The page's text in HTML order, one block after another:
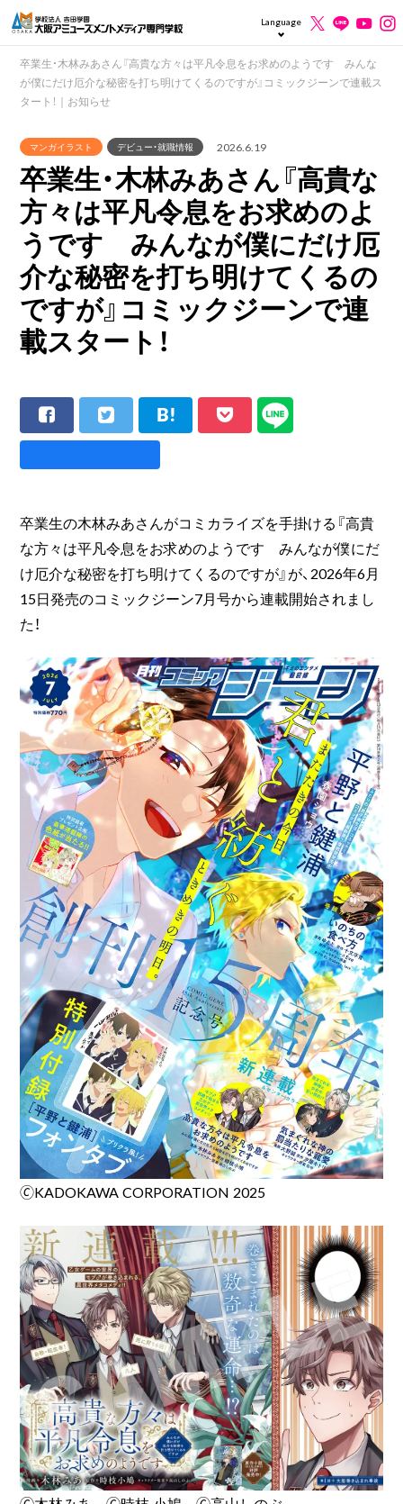
Language
卒業生・木林みあさん『高貴な方々は平凡令息をお求めのようです みんな
が僕にだけ厄介な秘密を打ち明けてくるのですが』コミックジーンで連載ス
タート！｜お知らせ
マンガイラスト デビュー・就職情報 2026.6.19
卒業生・木林みあさん『高貴な
方々は平凡令息をお求めのよ
うです みんなが僕にだけ厄
介な秘密を打ち明けてくるの
ですが』コミックジーンで連
載スタート！
卒業生の木林みあさんがコミカライズを手掛ける『高貴
な方々は平凡令息をお求めのようです みんなが僕にだ
け厄介な秘密を打ち明けてくるのですが』が、2026年6月
15日発売のコミックジーン7月号から連載開始されまし
た！
🄫KADOKAWA CORPORATION 2025